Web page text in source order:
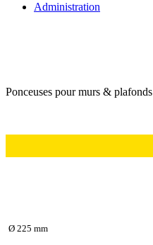
Administration
Ponceuses pour murs & plafonds
Ø 225 mm